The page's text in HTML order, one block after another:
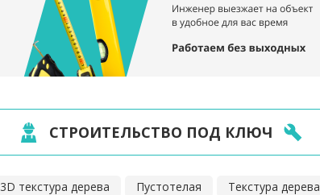
СТРОИТЕЛЬСТВО ПОД КЛЮЧ
3D текстура дерева Пустотелая Текстура дерева